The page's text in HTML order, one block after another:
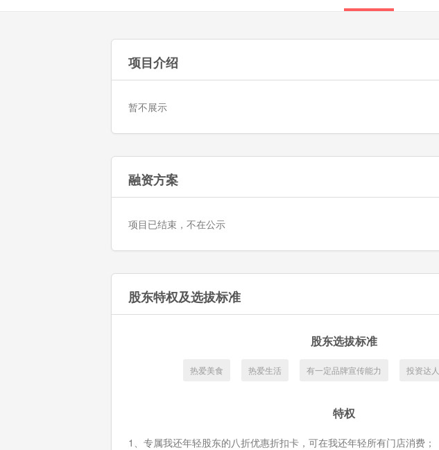
项目介绍
暂不展示
融资方案
项目已结束，不在公示
股东特权及选拔标准
股东选拔标准
热爱美食 热爱生活 有一定品牌宣传能力 投资达人
特权
1、专属我还年轻股东的八折优惠折扣卡，可在我还年轻所有门店消费；